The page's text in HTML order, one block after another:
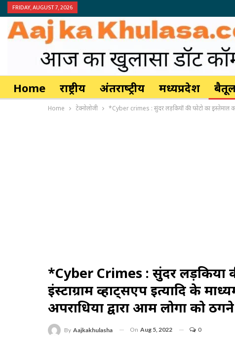
FRIDAY, AUGUST 7, 2026
Home राष्ट्रीय अंतर्राष्‍ट्रीय मध्यप्रदेश
Home टेक्नोलोजी *Cyber ​​crimes : सुंदर लड़कियों की फोटो का इस्तेमाल
*Cyber ​​crimes : सुंदर लड़कियों
इंस्टाग्राम व्हाट्सएप इत्यादि के
अपराधियों द्वारा आम लोगों को
By Aajkakhulasha On Aug 5, 2022 0